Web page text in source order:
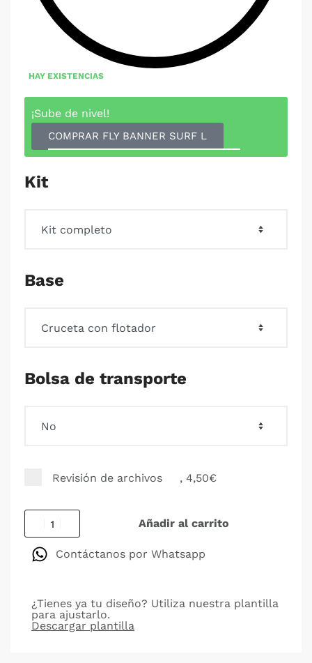
HAY EXISTENCIAS
¡Sube de nivel!
COMPRAR FLY BANNER SURF L
Kit
Base
Bolsa de transporte
Revisión de archivos , 4,50€
Añadir al carrito
Contáctanos por Whatsapp
¿Tienes ya tu diseño? Utiliza nuestra plantilla
para ajustarlo.
Descargar plantilla